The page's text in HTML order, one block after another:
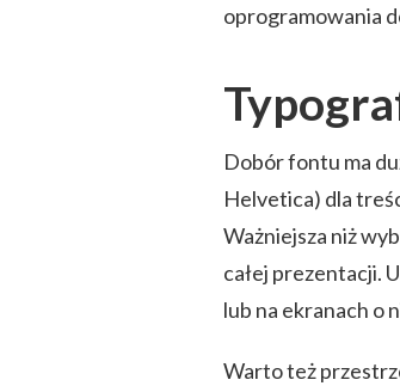
oprogramowania
Dobór fontu ma
Helvetica) dla
Ważniejsza niż
całej prezentacji.
lub na ekranach o
Warto też